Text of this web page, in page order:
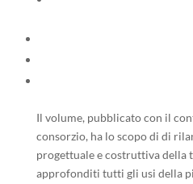
Il volume, pubblicato con il
consorzio, ha lo scopo di di
progettuale e costruttiva della
approfonditi tutti gli usi della